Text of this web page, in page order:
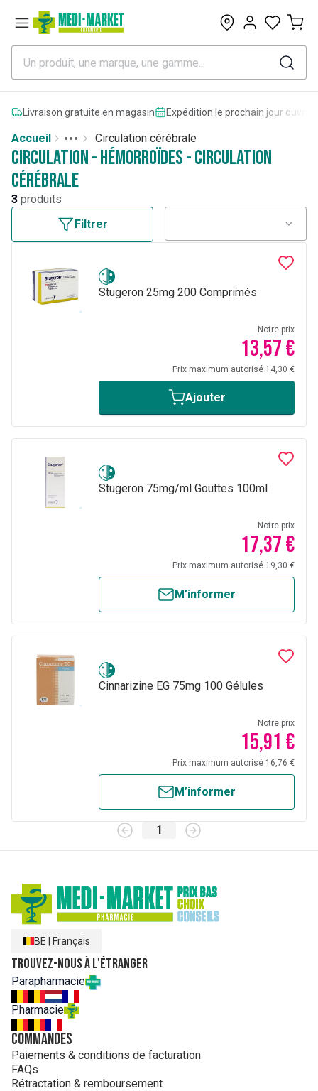
0
Livraison gratuite en magasin Expédition le prochain jour
Accueil
More
Toggle menu
Circulation cérébrale
Circulation - Hémorroïdes - Circulation
cérébrale
3 produits
Filtrer
Stugeron 25mg 200 Comprimés
Notre prix
13,57 €
Prix maximum autorisé 14,30 €
Ajouter
Stugeron 75mg/ml Gouttes 100ml
Notre prix
17,37 €
Prix maximum autorisé 19,30 €
M’informer
Cinnarizine EG 75mg 100 Gélules
Notre prix
15,91 €
Prix maximum autorisé 16,76 €
M’informer
1
BE Français
Trouvez-nous à l'étranger
Parapharmacie
Pharmacie
Commandes
Paiements & conditions de facturation
FAQs
Rétractation & remboursement